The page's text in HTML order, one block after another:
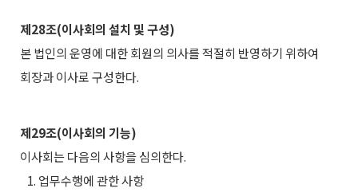
제28조(이사회의 설치 및 구성)
본 법인의 운영에 대한 회원의 의사를 적절히 반영하기 위하여
회장과 이사로 구성한다.
제29조(이사회의 기능)
이사회는 다음의 사항을 심의한다.
1. 업무수행에 관한 사항